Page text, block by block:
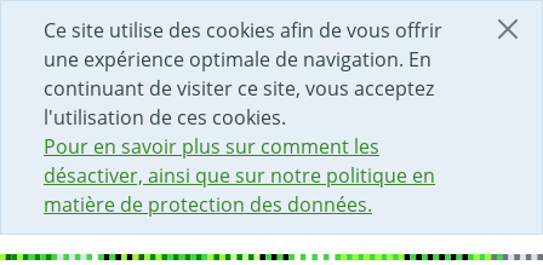
Ce site utilise des cookies afin de vous offrir
une expérience optimale de navigation. En
continuant de visiter ce site, vous acceptez
l'utilisation de ces cookies.
Pour en savoir plus sur comment les
désactiver, ainsi que sur notre politique en
matière de protection des données.
DÉBUT DU CONTENU DE LA PAGE
ACCÈS AU CHAMP DE RECHERCHE
PAGE D'ACCUEIL
FORMULAIRE DE CONTACT